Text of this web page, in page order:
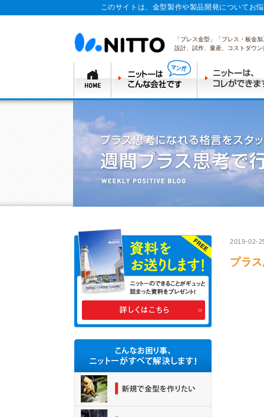
このサイトは、金型製作や製品開発についてお
「プレス金型」「プレス・板金
設計、試作、量産、コストダウ
2019-02-
プラ